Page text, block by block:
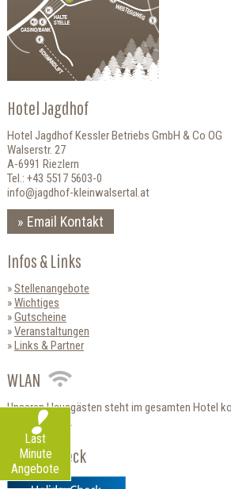
Hotel Jagdhof
Hotel Jagdhof Kessler Betriebs GmbH & Co OG
Walserstr. 27
A-6991 Riezlern
Tel.: +43 5517 5603-0
info@jagdhof-kleinwalsertal.at
Email Kontakt
Infos & Links
Stellenangebote
Wichtiges
Gutscheine
Veranstaltungen
Links & Partner
WLAN
Unseren Hausgästen steht im gesamten Hotel
zur Verfügung.
HolidayCheck
Last
Minute
Angebote